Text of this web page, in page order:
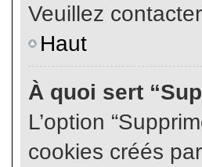
Veuillez
Haut
À quoi sert
L’option
cookies créés